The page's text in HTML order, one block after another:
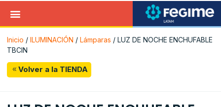
Inicio / ILUMINACIÓN / Lámparas / LUZ DE NOCHE ENCHUFABLE
TBCIN
Volver a la TIENDA